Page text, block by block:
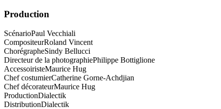
Production
ScénarioPaul Vecchiali
CompositeurRoland Vincent
ChorégrapheSindy Bellucci
Directeur de la photographiePhilippe Bottiglione
AccessoiristeMaurice Hug
Chef costumierCatherine Gorne-Achdjian
Chef décorateurMaurice Hug
ProductionDialectik
DistributionDialectik